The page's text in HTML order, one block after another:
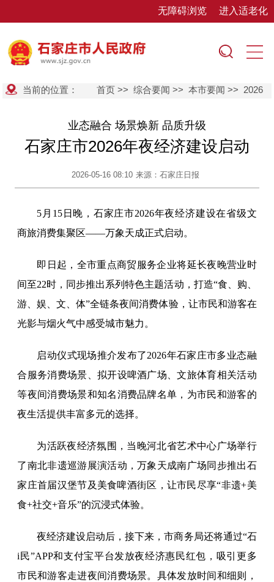
无障碍浏览 进入适老化
当前的位置： 首页 >>综合要闻 >>本市要闻 >> 2026
业态融合 场景焕新 品质升级
石家庄市2026年夜经济建设启动
2026-05-16 08:10 来源：石家庄日报
5月15日晚，石家庄市2026年夜经济建设在省级文
商旅消费集聚区——万象天成正式启动。
即日起，全市重点商贸服务企业将延长夜晚营业时
间至22时，同步推出系列特色主题活动，打造“食、购、
游、娱、文、体”全链条夜间消费体验，让市民和游客在
光影与烟火气中感受城市魅力。
启动仪式现场推介发布了2026年石家庄市多业态融
合服务消费场景、拟开设啤酒广场、文旅体育相关活动
等夜间消费场景和知名消费品牌名单，为市民和游客的
夜生活提供丰富多元的选择。
为活跃夜经济氛围，当晚河北省艺术中心广场举行
了南北非遗巡游展演活动，万象天成南广场同步推出石
家庄首届汉堡节及美食啤酒街区，让市民尽享“非遗+美
食+社交+音乐”的沉浸式体验。
夜经济建设启动后，接下来，市商务局还将通过“石
i民”APP和支付宝平台发放夜经济惠民红包，吸引更多
市民和游客走进夜间消费场景。具体发放时间和细则，